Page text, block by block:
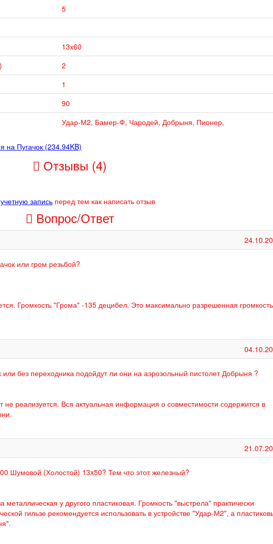
5
13х60
2
1
90
Удар-М2, Бамер-Ф, Чародей, Добрыня, Пионер,
на Пугачок (234.94KB)
Отзывы (4)
запись перед тем как написать отзыв
Вопрос/Ответ
или гром резьбой?
Громкость "Грома" -135 децибел. Это максимально разрешенная громкость
без переходника подойдут ли они на аэрозольный пистолет Добрыня ?
не реализуется. Вся актуальная информация о совместимости содержится в
Шумовой (Холостой) 13x50? Тем что этот железный?
металлическая у другого пластиковая. Громкость "выстрела" практически
гильзе рекомендуется использовать в устройстве "Удар-М2", а